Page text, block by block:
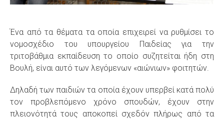
Ένα από τα θέματα τα οποία επιχειρεί να ρυθμίσει το
νομοσχέδιο του υπουργείου Παιδείας για την
τριτοβάθμια εκπαίδευση το οποίο συζητείται ήδη στη
Βουλή, είναι αυτό των λεγόμενων «αιώνιων» φοιτητών.
Δηλαδή των παιδιών τα οποία έχουν υπερβεί κατά πολύ
τον προβλεπόμενο χρόνο σπουδών, έχουν στην
πλειονότητά τους αποκοπεί σχεδόν πλήρως από τα